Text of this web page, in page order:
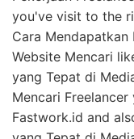
you've visit to the
Cara Mendapatkan
Website Mencari
yang Tepat di
Mencari
Fastwork.id and